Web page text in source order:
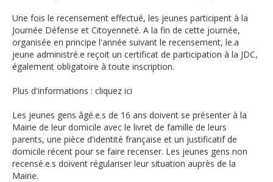
Une fois le recensement effectué, les jeunes participent à la
Journée Défense et Citoyenneté. A la fin de cette journée,
organisée en principe l'année suivant le recensement, le.a
jeune administré.e reçoit un certificat de participation à la JDC,
également obligatoire à toute inscription.
Plus d'informations : cliquez ici
Les jeunes gens âgé.e.s de 16 ans doivent se présenter à la
Mairie de leur domicile avec le livret de famille de leurs
parents, une pièce d'identité française et un justificatif de
domicile récent pour se faire recenser. Les jeunes gens non
recensé.e.s doivent régulariser leur situation auprès de la
Mairie.